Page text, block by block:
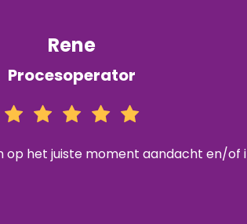
Rene
Procesoperator
op het juiste moment aandacht en/of